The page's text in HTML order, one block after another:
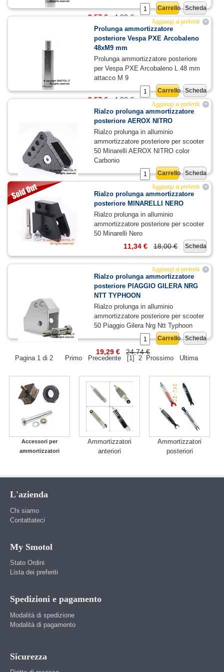
Scheda
Carrello
4,90 €
3,57 €
+
Aggiungi ai preferiti
Prolunga ammortizzatore
posteriore Vespa PXE Arcobaleno
48xM9 mm
Prolunga ammortizzatore posteriore
per Vespa PXE Arcobaleno L 48 mm
attacco M 9
Scheda
Carrello
4,90 €
3,57 €
+
Aggiungi ai preferiti
Rialzo prolunga ammortizzatore
posteriore AEROX NITRO
Rialzo prolunga in alluminio
ammortizzatore posteriore per scooter
50 Minarelli AEROX NITRO color
Carbonio
Scheda
Carrello
+
Aggiungi ai preferiti
Rialzo prolunga ammortizzatore
posteriore MINARELLI NERO
Rialzo prolunga in alluminio
ammortizzatore posteriore per scooter
50 Minarelli Nero
Scheda
18,00 €
11,34 €
+
Aggiungi ai preferiti
Rialzo prolunga ammortizzatore
posteriore PIAGGIO GILERA NRG
NTT TYPHOON
Rialzo prolunga in alluminio
ammortizzatore posteriore per scooter
50 Piaggio Gilera Nrg Ntt Typhoon
Scheda
Carrello
24,74 €
19,29 €
Pagina 1 di 2 Primo Precedente [1] 2 Prossimo Ultima
Accessori per
ammortizzatori
Ammortizzatori
anteriori
Ammortizzatori
posteriori
L'azienda
Chi siamo
Contattateci
My Smotol
Stato Ordini
Lista dei preferiti
Spedizioni e pagamento
Modalità di spedizione
Modalità di pagamento
Sicurezza